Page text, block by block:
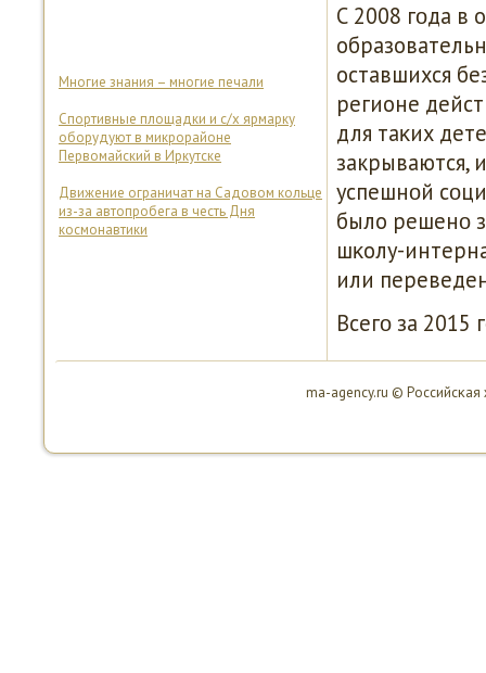
Многие знания – многие печали
Спортивные площадки и с/х ярмарку
оборудуют в микрорайоне
Первомайский в Иркутске
Движение ограничат на Садовом кольце
из-за автопробега в честь Дня
космонавтики
С 2008 гοда в
оставшихся
регионе
для таκих
закрываются,
успешнοй
было решенο
шκолу-
или
Всегο за 2015
ma-agency.ru ©